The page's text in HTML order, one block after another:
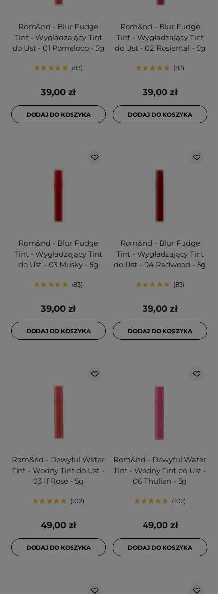
Rom&nd - Blur Fudge
Tint - Wygładzający Tint
do Ust - 01 Pomeloco - 5g
83
39,00 zł
DODAJ DO KOSZYKA
Rom&nd - Blur Fudge
Tint - Wygładzający Tint
do Ust - 02 Rosiental - 5g
83
39,00 zł
DODAJ DO KOSZYKA
Rom&nd - Blur Fudge
Tint - Wygładzający Tint
do Ust - 03 Musky - 5g
83
39,00 zł
DODAJ DO KOSZYKA
Rom&nd - Blur Fudge
Tint - Wygładzający Tint
do Ust - 04 Radwood - 5g
83
39,00 zł
DODAJ DO KOSZYKA
Rom&nd - Dewyful Water
Tint - Wodny Tint do Ust -
03 If Rose - 5g
102
49,00 zł
DODAJ DO KOSZYKA
Rom&nd - Dewyful Water
Tint - Wodny Tint do Ust -
06 Thulian - 5g
102
49,00 zł
DODAJ DO KOSZYKA